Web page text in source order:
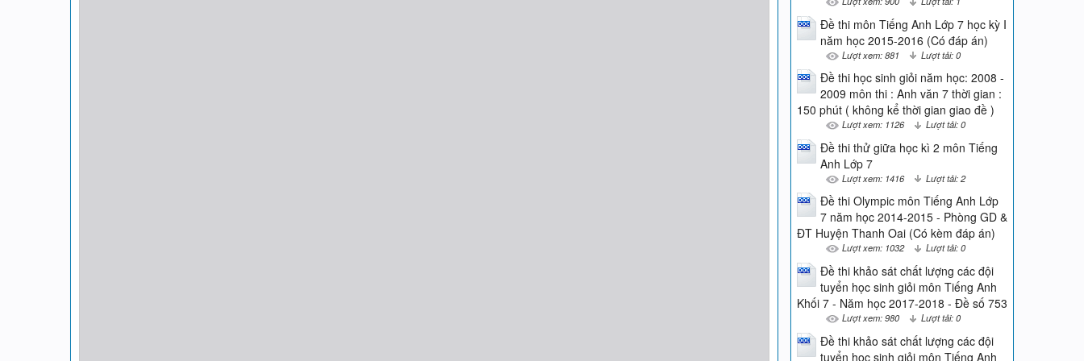
Đề thi môn Tiếng Anh Lớp 7 học kỳ I
năm học 2015-2016 (Có đáp án)
Lượt xem: 881 Lượt tải: 0
Đề thi học sinh giỏi năm học: 2008 -
2009 môn thi : Anh văn 7 thời gian :
150 phút ( không kể thời gian giao đề )
Lượt xem: 1126 Lượt tải: 0
Đề thi thử giữa học kì 2 môn Tiếng
Anh Lớp 7
Lượt xem: 1416 Lượt tải: 2
Đề thi Olympic môn Tiếng Anh Lớp
7 năm học 2014-2015 - Phòng GD &
ĐT Huyện Thanh Oai (Có kèm đáp án)
Lượt xem: 1032 Lượt tải: 0
Đề thi khảo sát chất lượng các đội
tuyển học sinh giỏi môn Tiếng Anh
Khối 7 - Năm học 2017-2018 - Đề số 753
Lượt xem: 980 Lượt tải: 0
Đề thi khảo sát chất lượng các đội
tuyển học sinh giỏi môn Tiếng Anh